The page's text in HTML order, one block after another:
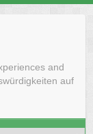
and
auf